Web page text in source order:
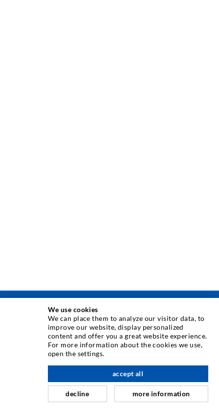
TECHNIKA INIEKCJI
Uszczelnienie poziome
Naprawa fug
Górnictwo i budowa tuneli
We use cookies
We can place them to analyze our visitor data, to
improve our website, display personalized
content and offer you a great website experience.
For more information about the cookies we use,
open the settings.
decline
accept all
more information